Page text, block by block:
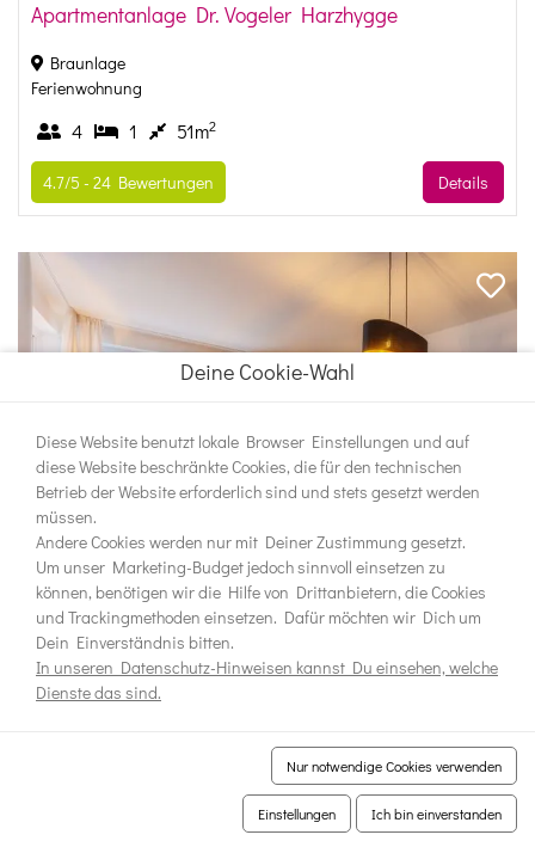
Apartmentanlage Dr. Vogeler Harzhygge
Braunlage
Ferienwohnung
4 1 51m2
Details
4.7/5 - 24 Bewertungen
DELUXE Apartmentanlage Dr. Vogeler Halali
Braunlage
Braunlage
Ferienwohnung
Details
Deine Cookie-Wahl
Diese Website benutzt lokale Browser Einstellungen und auf
diese Website beschränkte Cookies, die für den technischen
Betrieb der Website erforderlich sind und stets gesetzt werden
müssen.
Andere Cookies werden nur mit Deiner Zustimmung gesetzt.
Um unser Marketing-Budget jedoch sinnvoll einsetzen zu
können, benötigen wir die Hilfe von Drittanbietern, die Cookies
und Trackingmethoden einsetzen. Dafür möchten wir Dich um
Dein Einverständnis bitten.
In unseren Datenschutz-Hinweisen kannst Du einsehen, welche
Dienste das sind.
Nur notwendige Cookies verwenden
Einstellungen Ich bin einverstanden